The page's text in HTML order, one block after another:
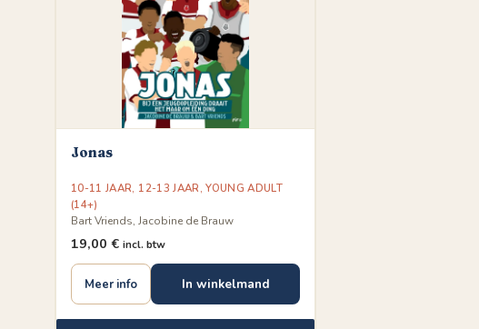
Jonas
10-11 JAAR, 12-13 JAAR,YOUNG ADULT
(14+)
Bart Vriends, Jacobine de Brauw
19,00 € incl. btw
Meer info In winkelmand